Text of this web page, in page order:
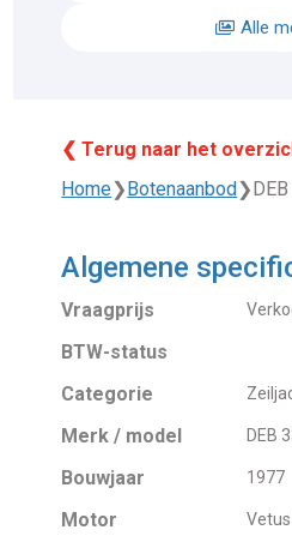
Alle
❮ Terug naar het
Home❯Botenaanbod❯
Algemene
Vraagprijs
BTW-status
Categorie
Merk / model DEB
Bouwjaar 1977
Motor Vetus